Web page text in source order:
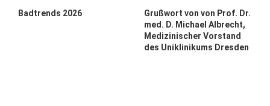
Forum Gesundheit
Badtrends 2026
Grußwort von von Prof. Dr.
med. D. Michael Albrecht,
Medizinischer Vorstand
des Uniklinikums Dresden